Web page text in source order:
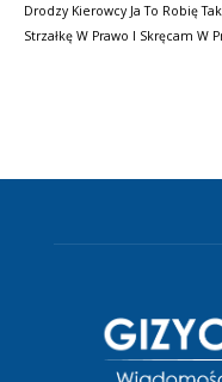
Drodzy Kierowcy Ja To Robię
Strzałkę W Prawo I Skręcam W